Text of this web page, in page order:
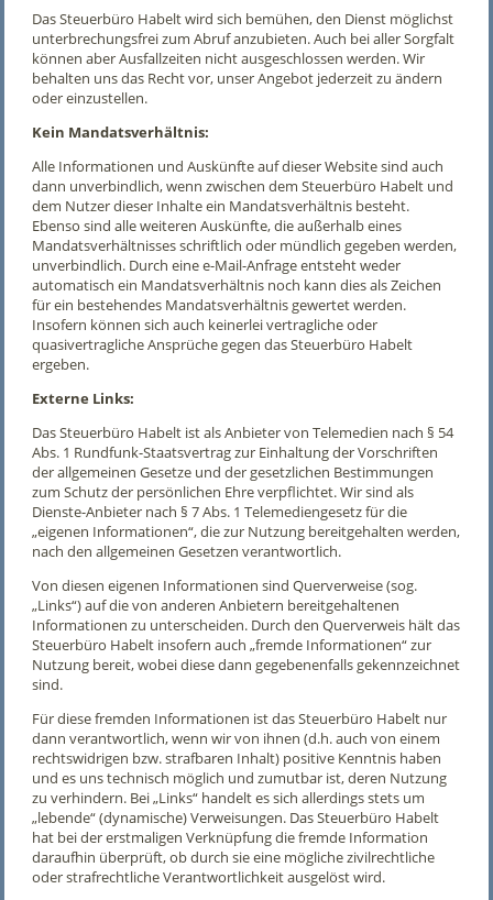
Das Steuerbüro Habelt wird sich bemühen, den Dienst möglichst
unterbrechungsfrei zum Abruf anzubieten. Auch bei aller Sorgfalt
können aber Ausfallzeiten nicht ausgeschlossen werden. Wir
behalten uns das Recht vor, unser Angebot jederzeit zu ändern
oder einzustellen.
Kein Mandatsverhältnis:
Alle Informationen und Auskünfte auf dieser Website sind auch
dann unverbindlich, wenn zwischen dem Steuerbüro Habelt und
dem Nutzer dieser Inhalte ein Mandatsverhältnis besteht.
Ebenso sind alle weiteren Auskünfte, die außerhalb eines
Mandatsverhältnisses schriftlich oder mündlich gegeben werden,
unverbindlich. Durch eine e-Mail-Anfrage entsteht weder
automatisch ein Mandatsverhältnis noch kann dies als Zeichen
für ein bestehendes Mandatsverhältnis gewertet werden.
Insofern können sich auch keinerlei vertragliche oder
quasivertragliche Ansprüche gegen das Steuerbüro Habelt
ergeben.
Externe Links:
Das Steuerbüro Habelt ist als Anbieter von Telemedien nach § 54
Abs. 1 Rundfunk-Staatsvertrag zur Einhaltung der Vorschriften
der allgemeinen Gesetze und der gesetzlichen Bestimmungen
zum Schutz der persönlichen Ehre verpflichtet. Wir sind als
Dienste-Anbieter nach § 7 Abs. 1 Telemediengesetz für die
„eigenen Informationen“, die zur Nutzung bereitgehalten werden,
nach den allgemeinen Gesetzen verantwortlich.
Von diesen eigenen Informationen sind Querverweise (sog.
„Links“) auf die von anderen Anbietern bereitgehaltenen
Informationen zu unterscheiden. Durch den Querverweis hält das
Steuerbüro Habelt insofern auch „fremde Informationen“ zur
Nutzung bereit, wobei diese dann gegebenenfalls gekennzeichnet
sind.
Für diese fremden Informationen ist das Steuerbüro Habelt nur
dann verantwortlich, wenn wir von ihnen (d.h. auch von einem
rechtswidrigen bzw. strafbaren Inhalt) positive Kenntnis haben
und es uns technisch möglich und zumutbar ist, deren Nutzung
zu verhindern. Bei „Links“ handelt es sich allerdings stets um
„lebende“ (dynamische) Verweisungen. Das Steuerbüro Habelt
hat bei der erstmaligen Verknüpfung die fremde Information
daraufhin überprüft, ob durch sie eine mögliche zivilrechtliche
oder strafrechtliche Verantwortlichkeit ausgelöst wird.